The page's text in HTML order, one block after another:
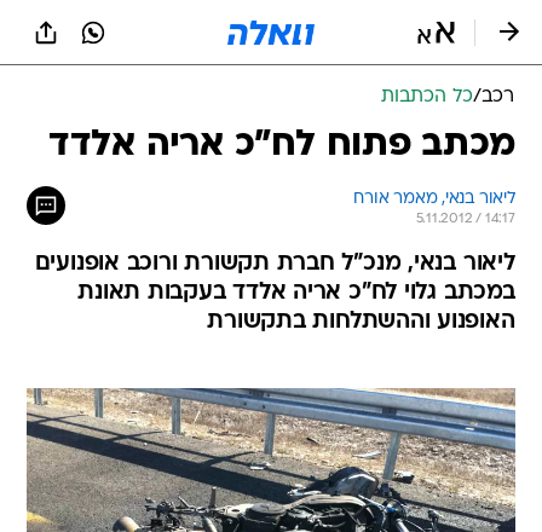
רכב/כל הכתבות
מכתב פתוח לח"כ אריה אלדד
ליאור בנאי, מאמר אורח
5.11.2012 / 14:17
ליאור בנאי, מנכ"ל חברת תקשורת ורוכב אופנועים
במכתב גלוי לח"כ אריה אלדד בעקבות תאונת
האופנוע וההשתלחות בתקשורת